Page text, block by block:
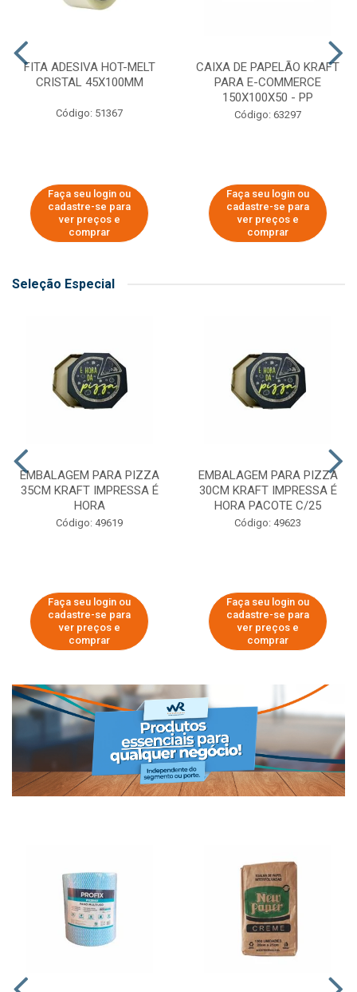
FITA ADESIVA HOT-MELT
CRISTAL 45X100MM
Código: 51367
Faça seu login ou
cadastre-se para
ver preços e
comprar
CAIXA DE PAPELÃO KRAFT
PARA E-COMMERCE
150X100X50 - PP
Código: 63297
Faça seu login ou
cadastre-se para
ver preços e
comprar
Seleção Especial
EMBALAGEM PARA PIZZA
35CM KRAFT IMPRESSA É
HORA
Código: 49619
Faça seu login ou
cadastre-se para
ver preços e
comprar
EMBALAGEM PARA PIZZA
30CM KRAFT IMPRESSA É
HORA PACOTE C/25
Código: 49623
Faça seu login ou
cadastre-se para
ver preços e
comprar